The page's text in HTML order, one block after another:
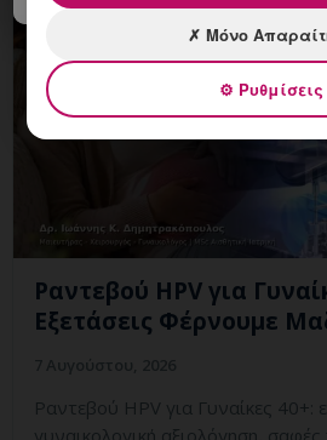
Ραντεβού HPV για
Εξετάσεις Φέρνουμε
Ραντεβού HPV για Γυναίκες 40+:
✗ Μόνο
⚙ Ρυθμίσεις